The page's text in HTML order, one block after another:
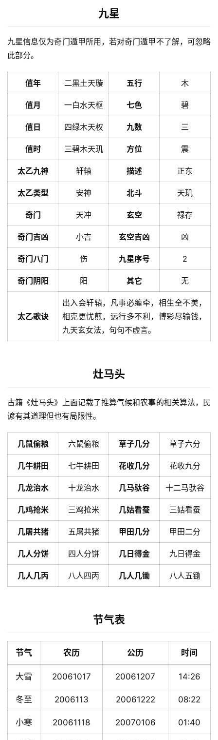
九星
九星信息仅为奇门遁甲所用，若对奇门遁甲不了解，可忽略
此部分。
值年 二黒土天璇 五行 木
值月 一白水天枢 七色 碧
值日 四绿木天权 九数 三
值时 三碧木天玑 方位 震
太乙九神 轩辕 描述 正东
太乙类型 安神 北斗 天玑
奇门 天冲 玄空 禄存
奇门吉凶 小吉 玄空吉凶 凶
奇门八门 伤 九星序号 2
奇门阴阳 阳 其它 无
太乙歌诀
出入会轩辕，凡事必缠牵，相生全不美，
相克更忧煎，远行多不利，博彩尽输钱，
九天玄女法，句句不虚言。
灶马头
古籍《灶马头》上面记载了推算气候和农事的相关算法，民
谚有其道理但也有局限性。
几鼠偷粮 六鼠偷粮 草子几分 草子六分
几牛耕田 七牛耕田 花收几分 花收九分
几龙治水 十龙治水 几马驮谷 十二马驮谷
几鸡抢米 三鸡抢米 几姑看蚕 三姑看蚕
几屠共猪 五屠共猪 甲田几分 甲田二分
几人分饼 四人分饼 几日得金 九日得金
几人几丙 八人四丙 几人几锄 八人五锄
节气表
节气 农历 公历 时间
大雪 20061017 20061207 14:26
冬至 2006113 20061222 08:22
小寒 20061118 20070106 01:40